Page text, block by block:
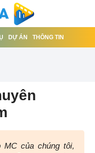
DỰ ÁN THÔNG TIN
của chúng tôi,